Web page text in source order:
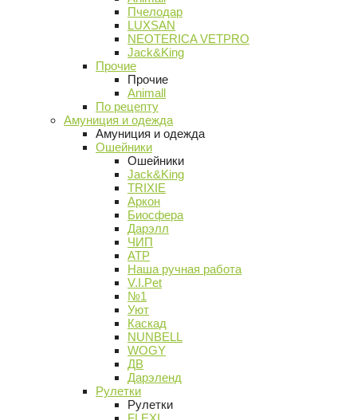
Пчелодар
LUXSAN
NEOTERICA VETPRO
Jack&King
Прочие
Прочие
Animall
По рецепту
Амуниция и одежда
Амуниция и одежда
Ошейники
Ошейники
Jack&King
TRIXIE
Аркон
Биосфера
Дарэлл
ЧИП
АТР
Наша ручная работа
V.I.Pet
№1
Уют
Каскад
NUNBELL
WOGY
ДВ
Дарэленд
Рулетки
Рулетки